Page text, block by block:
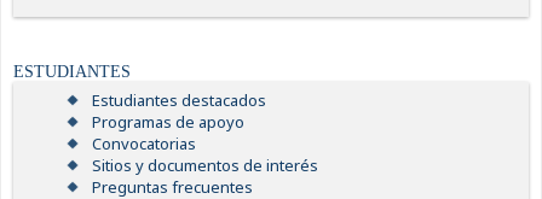
ESTUDIANTES
Estudiantes destacados
Programas de apoyo
Convocatorias
Sitios y documentos de interés
Preguntas frecuentes